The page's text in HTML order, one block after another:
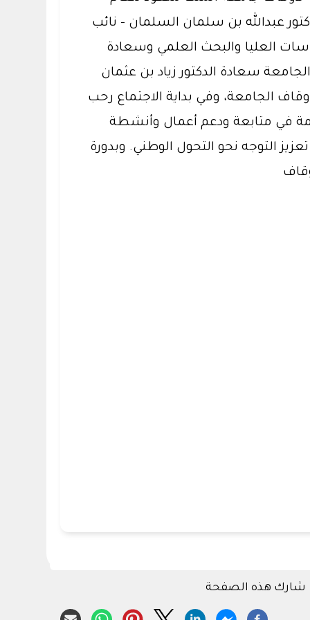
عبدالله بن سلمان السلمان - نائب
العليا والبحث العلمي وسعادة
سعادة الدكتور زياد بن عثمان
الجامعة، وفي بداية الاجتماع رحب
في متابعة ودعم أعمال وأنشطة
التوجه نحو التحول الوطني. وبدورة
شارك هذه الصفحة